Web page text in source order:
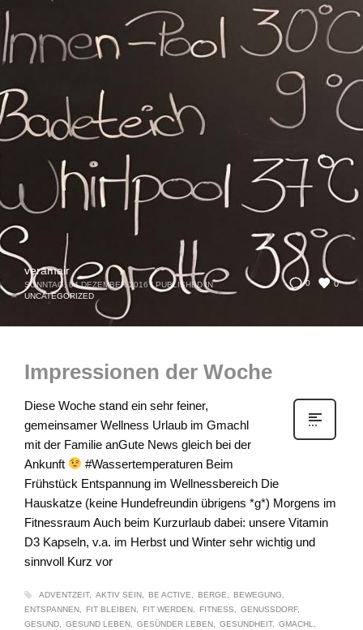
0 0
veramair
SONNTAG, 04 DEZEMBER 2016 / PUBLISHED IN
UNCATEGORIZED
Impressionen der Woche
Diese Woche stand ein sehr feiner,
gemeinsamer Wellness Urlaub im Gmachl
mit der Familie anGute News gleich bei der
Ankunft
#Wassertemperaturen Beim
Frühstück Entspannung im Wellnessbereich Die
Hauskatze (keine Hundefreundin übrigens *g*) Morgens im
Fitnessraum Auch beim Kurzurlaub dabei: unsere Vitamin
D3 Kapseln, v.a. im Herbst und Winter sehr wichtig und
sinnvoll Kurz vor
ADVENTZEIT AKTIV SEIN BE ACTIVE BERGE
BEWEGUNG
ENTSPANNEN
FIT BLEIBEN FIT WERDEN FITNESS
GENUSSDORF
GESUND
GESUND LEBEN GESÜNDER LEBEN GESUNDHEIT
GMACHL